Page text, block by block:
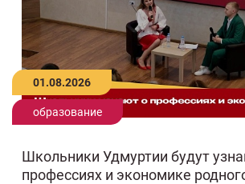
01.08.2026
образование
Школьники Удмуртии будут
профессиях и экономике